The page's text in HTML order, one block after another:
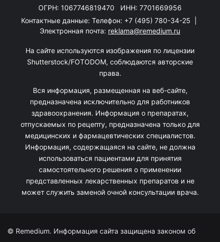
ОГРН: 1067746819470 ИНН: 7701669956
Контактные данные: Телефон: +7 (495) 780-34-25
Электронная почта: reklama@remedium.ru
На сайте используются изображения по лицензии
Shutterstock/FOTODOM, соблюдаются авторские
права.
Вся информация, размещенная на веб-сайте,
предназначена исключительно для работников
здравоохранения. Информация о препаратах,
отпускаемых по рецепту, предназначена только для
медицинских и фармацевтических специалистов.
Информация, содержащаяся на сайте, не должна
использоваться пациентами для принятия
самостоятельного решения о применении
представленных лекарственных препаратов и не
может служить заменой очной консультации врача.
© Remedium. Информация сайта защищена законом об